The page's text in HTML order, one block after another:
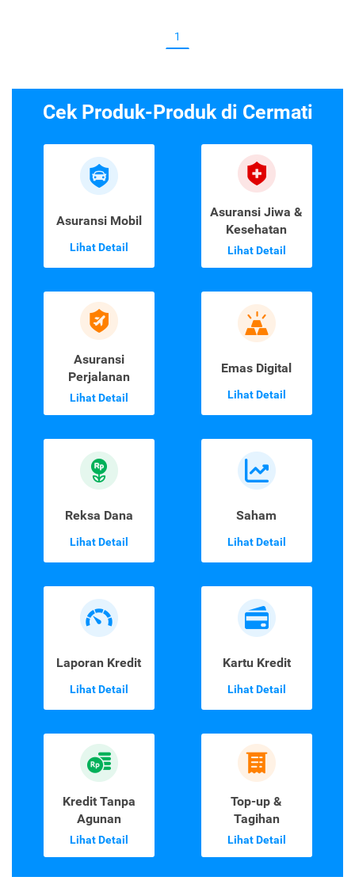
1
Cek Produk-Produk di Cermati
Asuransi Mobil
Lihat Detail
Asuransi Jiwa &
Kesehatan
Lihat Detail
Asuransi
Perjalanan
Lihat Detail
Emas Digital
Lihat Detail
Reksa Dana
Lihat Detail
Saham
Lihat Detail
Laporan Kredit
Lihat Detail
Kartu Kredit
Lihat Detail
Kredit Tanpa
Agunan
Lihat Detail
Top-up &
Tagihan
Lihat Detail